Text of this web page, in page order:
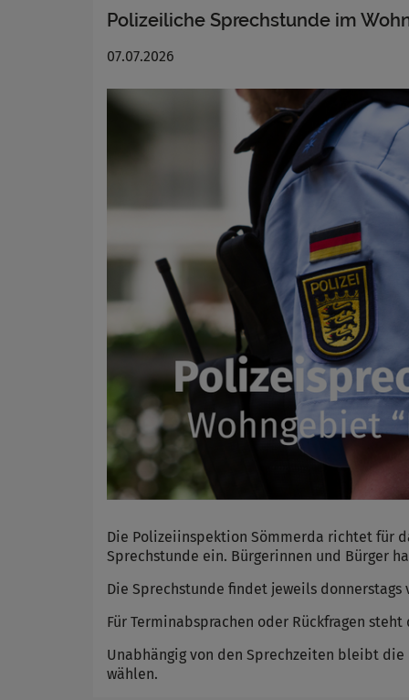
Polizeiliche Sprechstunde im
07.07.2026
Die Polizeiinspektion Sömmerda richtet für
Sprechstunde ein. Bürgerinnen und Bürger
Die Sprechstunde findet jeweils
Für Terminabsprachen oder Rückfragen
Unabhängig von den Sprechzeiten bleibt
wählen.